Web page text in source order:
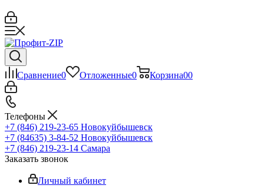
Сравнение0 Отложенные0 Корзина00
Телефоны
+7 (846) 219-23-65 Новокуйбышевск
+7 (84635) 3-84-52 Новокуйбышевск
+7 (846) 219-23-14 Самара
Заказать звонок
Личный кабинет